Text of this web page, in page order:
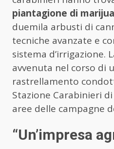
piantagione di
duemila arbusti di
tecniche avanzate e
sistema d’irrigazione.
avvenuta nel corso di
rastrellamento
Stazione Carabinieri
aree delle campagne
“Un’impresa